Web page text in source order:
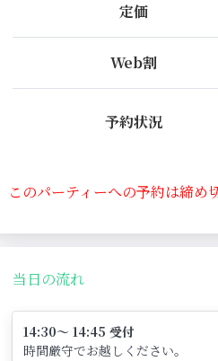
定価
Web割
予約状況
このパーティーへの予約は締め
当日の流れ
14:30～ 14:45 受付
時間厳守でお越しください。